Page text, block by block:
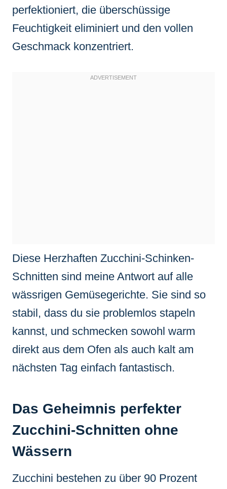
perfektioniert, die überschüssige
Feuchtigkeit eliminiert und den vollen
Geschmack konzentriert.
Diese Herzhaften Zucchini-Schinken-
Schnitten sind meine Antwort auf alle
wässrigen Gemüsegerichte. Sie sind so
stabil, dass du sie problemlos stapeln
kannst, und schmecken sowohl warm
direkt aus dem Ofen als auch kalt am
nächsten Tag einfach fantastisch.
Das Geheimnis perfekter
Zucchini-Schnitten ohne
Wässern
Zucchini bestehen zu über 90 Prozent